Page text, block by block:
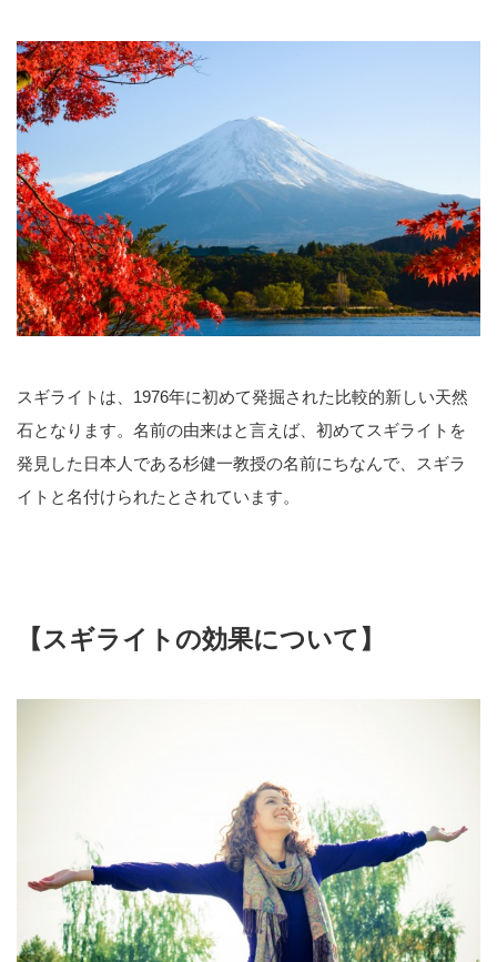
スギライトは、1976年に初めて発掘された比較的新しい天然
石となります。名前の由来はと言えば、初めてスギライトを
発見した日本人である杉健一教授の名前にちなんで、スギラ
イトと名付けられたとされています。
【スギライトの効果について】